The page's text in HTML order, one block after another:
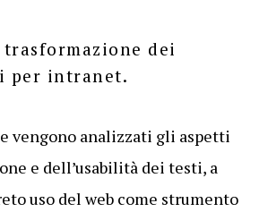
dei
per intranet.
vengono analizzati gli aspetti
e dell’usabilità dei testi, a
uso del web come strumento